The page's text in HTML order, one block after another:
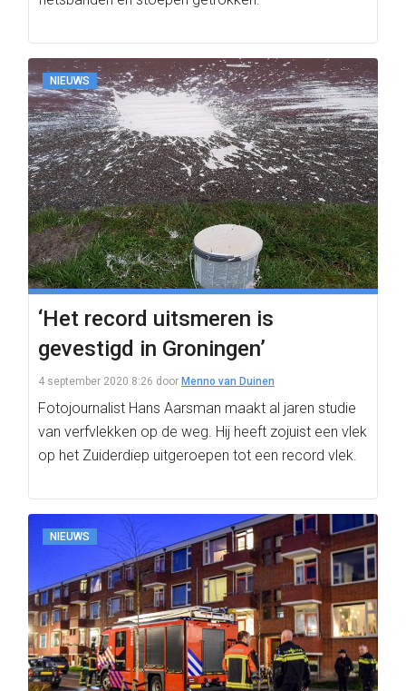
NIEUWS
‘Het record uitsmeren is
gevestigd in Groningen’
4 september 2020 8:26 door Menno van Duinen
Fotojournalist Hans Aarsman maakt al jaren studie
van verfvlekken op de weg. Hij heeft zojuist een vlek
op het Zuiderdiep uitgeroepen tot een record vlek.
NIEUWS